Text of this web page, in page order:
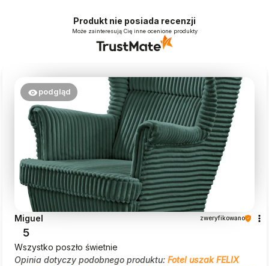
Produkt nie posiada recenzji
Może zainteresują Cię inne ocenione produkty
podgląd
Miguel zweryfikowano
5
Wszystko poszło świetnie
Opinia dotyczy podobnego produktu: Fotel uszak FELIX